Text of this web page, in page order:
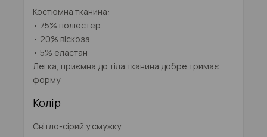
Костюмна тканина:
• 75% поліестер
• 20% віскоза
• 5% еластан
Легка, приємна до тіла тканина добре тримає
форму
Колір
Світло-сірий у смужку